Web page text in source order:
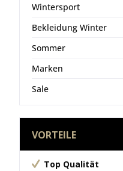
Wintersport
Bekleidung Winter
Sommer
Marken
Sale
VORTEILE
Top Qualität